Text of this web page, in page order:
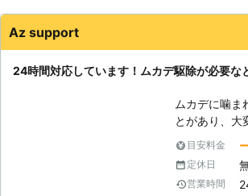
Az support
24時間対応しています！ムカデ駆除が必要な
ムカデに噛ま
とがあり、大
ょう。 害虫
き止め、丁
よ。 予防対策や衛生管理までご提案できますので、お気軽にお問い合わせ
くださいませ
目安料金
定休日
営業時間